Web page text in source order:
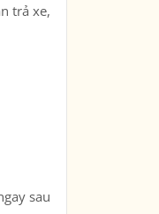
trả xe,
sau